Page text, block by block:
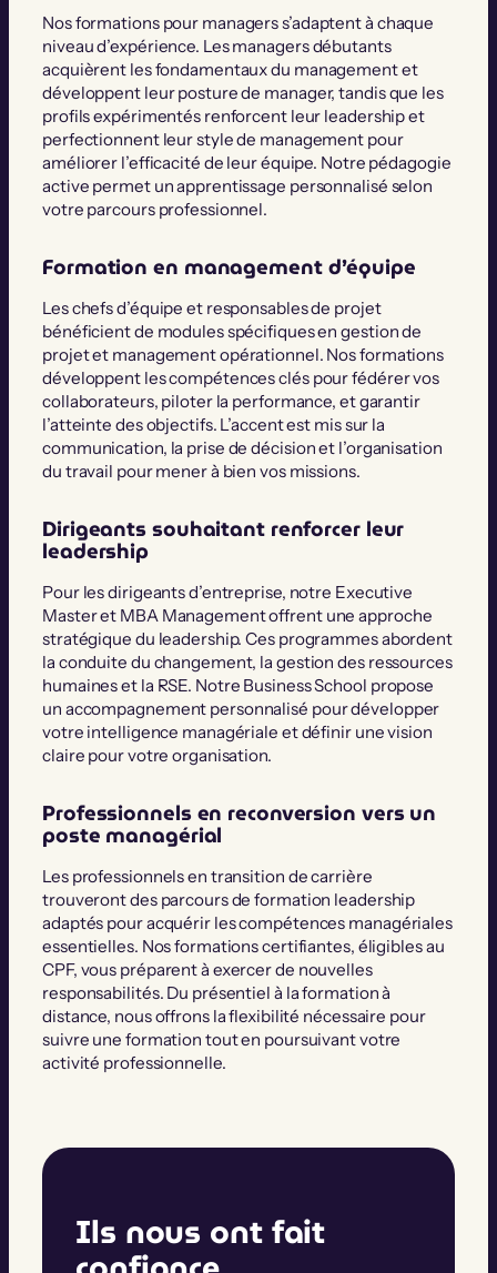
Nos formations pour managers s’adaptent à chaque
niveau d’expérience. Les managers débutants
acquièrent les fondamentaux du management et
développent leur posture de manager, tandis que les
profils expérimentés renforcent leur leadership et
perfectionnent leur style de management pour
améliorer l’efficacité de leur équipe. Notre pédagogie
active permet un apprentissage personnalisé selon
votre parcours professionnel.
Formation en management d’équipe
Les chefs d’équipe et responsables de projet
bénéficient de modules spécifiques en gestion de
projet et management opérationnel. Nos formations
développent les compétences clés pour fédérer vos
collaborateurs, piloter la performance, et garantir
l’atteinte des objectifs. L’accent est mis sur la
communication, la prise de décision et l’organisation
du travail pour mener à bien vos missions.
Dirigeants souhaitant renforcer leur
leadership
Pour les dirigeants d’entreprise, notre Executive
Master et MBA Management offrent une approche
stratégique du leadership. Ces programmes abordent
la conduite du changement, la gestion des ressources
humaines et la RSE. Notre Business School propose
un accompagnement personnalisé pour développer
votre intelligence managériale et définir une vision
claire pour votre organisation.
Professionnels en reconversion vers un
poste managérial
Les professionnels en transition de carrière
trouveront des parcours de formation leadership
adaptés pour acquérir les compétences managériales
essentielles. Nos formations certifiantes, éligibles au
CPF, vous préparent à exercer de nouvelles
responsabilités. Du présentiel à la formation à
distance, nous offrons la flexibilité nécessaire pour
suivre une formation tout en poursuivant votre
activité professionnelle.
Ils nous ont fait